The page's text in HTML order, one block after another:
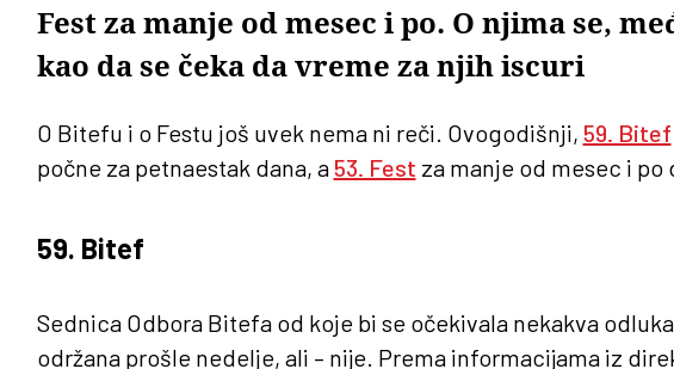
Fest za manje od mesec i po. O njima se,
kao da se čeka da vreme za njih iscuri
O Bitefu i o Festu još uvek nema ni reči. Ovogodišnji, 59. Bitef
počne za petnaestak dana, a53. Fest za manje od mesec i po
59. Bitef
Sednica Odbora Bitefa od koje bi se očekivala nekakva
održana prošle nedelje, ali – nije. Prema informacijama iz